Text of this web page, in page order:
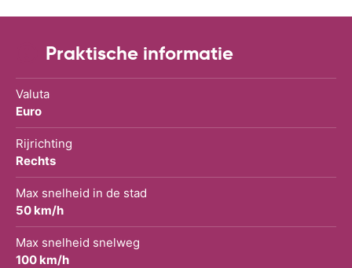
Praktische informatie
Valuta
Euro
Rijrichting
Rechts
Max snelheid in de stad
50 km/h
Max snelheid snelweg
100 km/h